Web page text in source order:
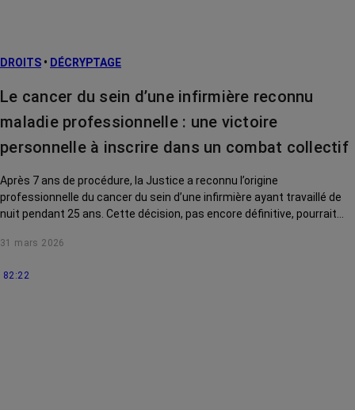
DROITS • DÉCRYPTAGE
Le cancer du sein d’une infirmière reconnu
maladie professionnelle : une victoire
personnelle à inscrire dans un combat collectif
Après 7 ans de procédure, la Justice a reconnu l’origine
professionnelle du cancer du sein d’une infirmière ayant travaillé de
nuit pendant 25 ans. Cette décision, pas encore définitive, pourrait
demeureront longues et incertaines tant que le cancer du sein ne
Décryptage.
31 mars 2026
82:22